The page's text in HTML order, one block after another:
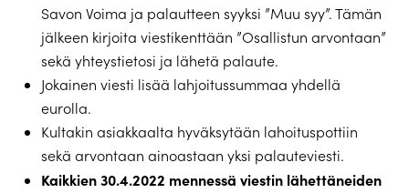
Savon Voima ja palautteen syyksi ”Muu syy”. Tämän
jälkeen kirjoita viestikenttään ”Osallistun arvontaan”
sekä yhteystietosi ja lähetä palaute.
Jokainen viesti lisää lahjoitussummaa yhdellä
eurolla.
Kultakin asiakkaalta hyväksytään lahoituspottiin
sekä arvontaan ainoastaan yksi palauteviesti.
Kaikkien 30.4.2022 mennessä viestin lähettäneiden